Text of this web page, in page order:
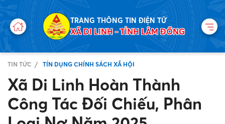
TRANG THÔNG TIN ĐIỆN TỬ
XÃ DI LINH - TỈNH LÂM ĐỒNG
TIN TỨC TÍN DỤNG CHÍNH SÁCH XÃ HỘI
Xã Di Linh Hoàn Thành
Công Tác Đối Chiếu, Phân